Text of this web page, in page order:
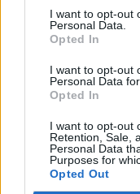
I want to opt-out
Personal Data.
Opted In
I want to opt-out
Personal Data
Opted In
I want to opt-out
Retention, Sale,
Personal Data
Purposes for
Opted Out
A keresett cikk a
tartozik, melynek
regisztrációhoz
Az előfizetés a
Portfolio.hu